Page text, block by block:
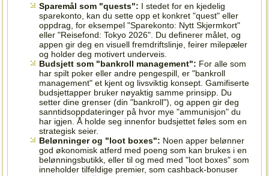
Sparemål som "quests": I stedet for en kjedelig
sparekonto, kan du sette opp et konkret "quest" eller
oppdrag, for eksempel "Sparekonto: Nytt Skjermkort"
eller "Reisefond: Tokyo 2026". Du definerer målet, og
appen gir deg en visuell fremdriftslinje, feirer milepæler
og holder deg motivert underveis.
Budsjett som "bankroll management": For alle som
har spilt poker eller andre pengespill, er "bankroll
management" et kjent og livsviktig konsept. Gamifiserte
budsjettapper bruker nøyaktig samme prinsipp. Du
setter dine grenser (din "bankroll"), og appen gir deg
sanntidsoppdateringer på hvor mye "ammunisjon" du
har igjen. Å holde seg innenfor budsjettet føles som en
strategisk seier.
Belønninger og "loot boxes": Noen apper belønner
god økonomisk atferd med poeng som kan brukes i en
belønningsbutikk, eller til og med med "loot boxes" som
inneholder tilfeldige premier, som cashback-bonuser